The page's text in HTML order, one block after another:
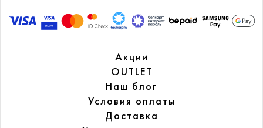
Акции
OUTLET
Наш блог
Условия оплаты
Доставка